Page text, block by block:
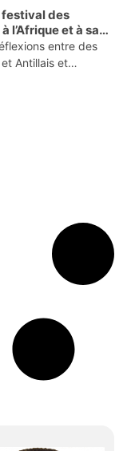
la conférence
festival des
l’Afrique et à sa
entre des
Antillais et
de culture
a vu le jour au Togo.